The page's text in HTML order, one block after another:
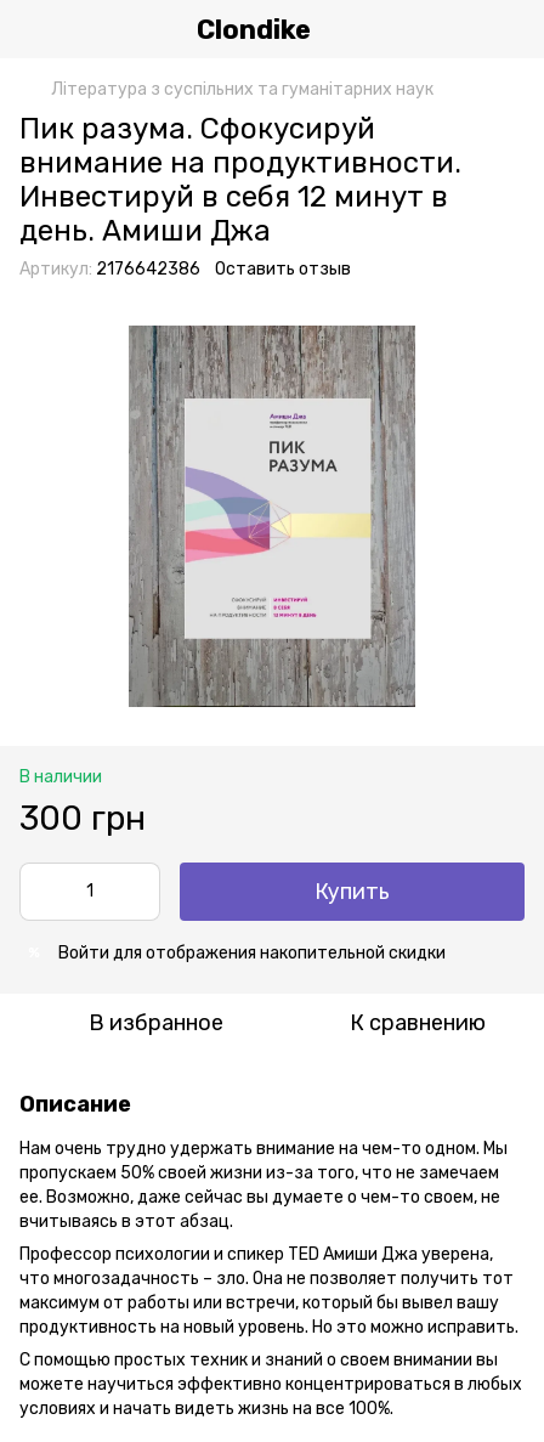
Clondike
Література з суспільних та гуманітарних наук
Пик разума. Сфокусируй
внимание на продуктивности.
Инвестируй в себя 12 минут в
день. Амиши Джа
Артикул: 2176642386 Оставить отзыв
В наличии
300 грн
Купить
Войти для отображения накопительной скидки
В избранное К сравнению
Описание
Нам очень трудно удержать внимание на чем-то одном. Мы
пропускаем 50% своей жизни из-за того, что не замечаем
ее. Возможно, даже сейчас вы думаете о чем-то своем, не
вчитываясь в этот абзац.
Профессор психологии и спикер TED Амиши Джа уверена,
что многозадачность – зло. Она не позволяет получить тот
максимум от работы или встречи, который бы вывел вашу
продуктивность на новый уровень. Но это можно исправить.
С помощью простых техник и знаний о своем внимании вы
можете научиться эффективно концентрироваться в любых
условиях и начать видеть жизнь на все 100%.